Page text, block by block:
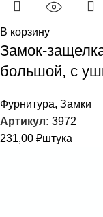
В корзину
Замок-
большой, с
Фурнитура, Замки
Артикул: 3972
231,00 ₽штука